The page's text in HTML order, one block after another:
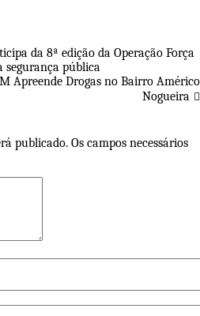
da 8ª edição da Operação Força
segurança pública
Apreende Drogas no Bairro Américo
Nogueira
publicado. Os campos necessários